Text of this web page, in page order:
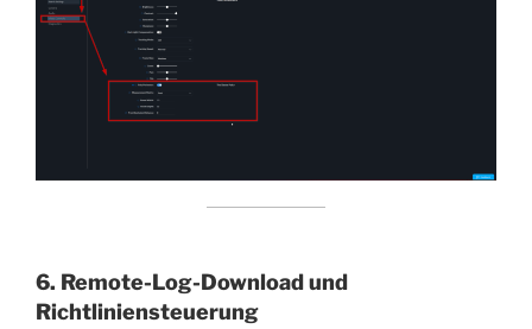
6. Remote-Log-Download und
Richtliniensteuerung